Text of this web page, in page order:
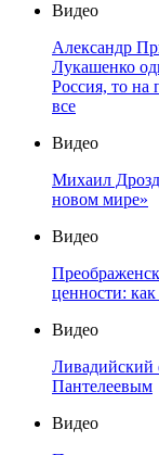
Видео
Александр
Лукашенко
Россия, то на
все
Видео
Михаил
новом мире»
Видео
ценности:
Видео
Ливадийский
Пантелеевым
Видео